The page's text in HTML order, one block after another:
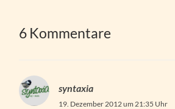
6 Kommentare
syntaxia
19. Dezember 2012 um 21:35 Uhr